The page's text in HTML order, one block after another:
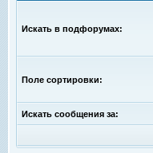
Искать в подфорумах:
Поле сортировки:
Искать сообщения за: